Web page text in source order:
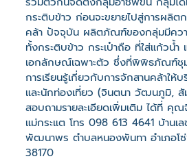
กระติบข้าว ก่อนจะขยายไปสู่การผลิตก
คล้า ปัจจุบัน ผลิตภัณฑ์ของกลุ่มมีควา
ทั้งกระติบข้าว กระเป๋าถือ ที่ใส่แก้วน้ำ
เอกลักษณ์เฉพาะตัว ซึ่งที่พิพิธภัณฑ์ชุ
การเรียนรู้เกี่ยวกับการจักสานคล้าให้
และนักท่องเที่ยว (จินตนา วัฒนภูมิ,
สอบถามรายละเอียดเพิ่มเติม ได้ที่
แม่กระแต โทร 098 613 4641 บ้านเ
พัฒนาพร ตำบลหนองพันทา อำเภอโ
38170